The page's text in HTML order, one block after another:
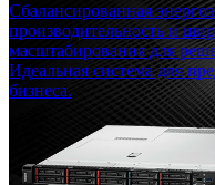
Сбалансированная
производительность и
масштабирования для
Идеальная система для
бизнеса.